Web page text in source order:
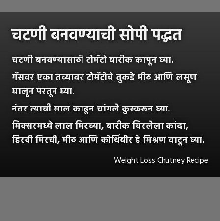
चटणी बनवण्याची सोपी पद्धत
चटणी बनवण्यासाठी टोमॅटो बारीक कापून घ्या.
गॅसवर एका तव्यावर टोमॅटोचे तुकडे मीठ आणि लसूण
घालून परतून घ्या.
नंतर त्याची साल काढून चांगले कुस्करून घ्या.
मिक्सरमध्ये लाल मिरच्या, बारीक चिरलेला कांदा,
हिरवी मिरची, मीठ आणि कोथिंबीर हे मिश्रण वाटून घ्या.
Weight Loss Chutney Recipe